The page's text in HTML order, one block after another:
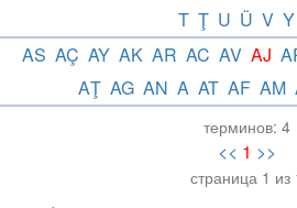
T Ţ U Ü V Y
AS AÇ AY AK AR AC AV AJ
AŢ AG AN A AT AF AM
терминов: 4
<< 1 >>
страница 1 из